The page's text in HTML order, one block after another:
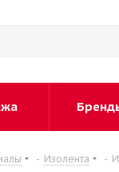
- Изолента -